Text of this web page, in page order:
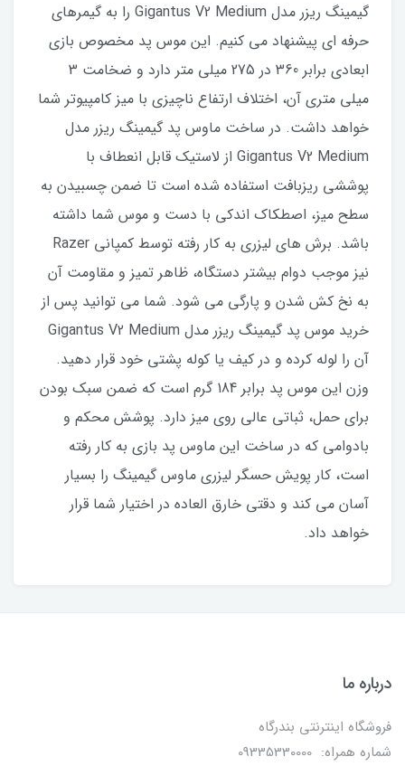
گیمینگ ریزر مدل Gigantus V2 Medium را به گیمرهای
حرفه ای پیشنهاد می کنیم. این موس پد مخصوص بازی
ابعادی برابر 360 در 275 میلی متر دارد و ضخامت 3
میلی متری آن، اختلاف ارتفاع ناچیزی با میز کامپیوتر شما
خواهد داشت. در ساخت ماوس پد گیمینگ ریزر مدل
Gigantus V2 Medium از لاستیک قابل انعطاف با
پوششی ریزبافت استفاده شده است تا ضمن چسبیدن به
سطح میز، اصطکاک اندکی با دست و موس شما داشته
باشد. برش های لیزری به کار رفته توسط کمپانی Razer
نیز موجب دوام بیشتر دستگاه، ظاهر تمیز و مقاومت آن
به نخ کش شدن و پارگی می شود. شما می توانید پس از
خرید موس پد گیمینگ ریزر مدل Gigantus V2 Medium
آن را لوله کرده و در کیف یا کوله پشتی خود قرار دهید.
وزن این موس پد برابر 184 گرم است که ضمن سبک بودن
برای حمل، ثباتی عالی روی میز دارد. پوشش محکم و
بادوامی که در ساخت این ماوس پد بازی به کار رفته
است، کار پویش حسگر لیزری ماوس گیمینگ را بسیار
آسان می کند و دقتی خارق العاده در اختیار شما قرار
خواهد داد.
درباره ما
فروشگاه اینترنتی بندرگاه
شماره همراه: 09335330000